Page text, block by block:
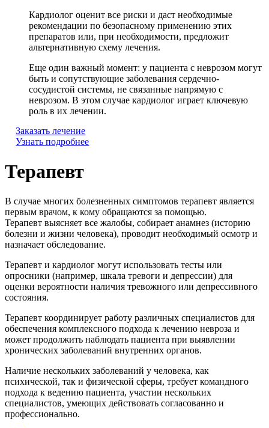
Кардиолог оценит все риски и даст необходимые
рекомендации по безопасному применению этих
препаратов или, при необходимости, предложит
альтернативную схему лечения.
Еще один важный момент: у пациента с неврозом могут
быть и сопутствующие заболевания сердечно-
сосудистой системы, не связанные напрямую с
неврозом. В этом случае кардиолог играет ключевую
роль в их лечении.
Заказать лечение
Узнать подробнее
Терапевт
В случае многих болезненных симптомов терапевт является
первым врачом, к кому обращаются за помощью.
Терапевт выясняет все жалобы, собирает анамнез (историю
болезни и жизни человека), проводит необходимый осмотр и
назначает обследование.
Терапевт и кардиолог могут использовать тесты или
опросники (например, шкала тревоги и депрессии) для
оценки вероятности наличия тревожного или депрессивного
состояния.
Терапевт координирует работу различных специалистов для
обеспечения комплексного подхода к лечению невроза и
может продолжить наблюдать пациента при выявлении
хронических заболеваний внутренних органов.
Наличие нескольких заболеваний у человека, как
психической, так и физической сферы, требует командного
подхода к ведению пациента, участии нескольких
специалистов, умеющих действовать согласованно и
профессионально.